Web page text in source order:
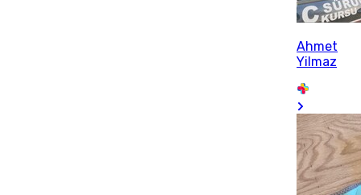
Ahmet
Yilmaz